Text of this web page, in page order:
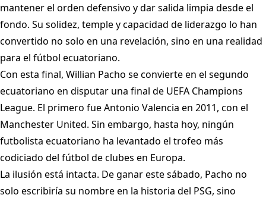
mantener el orden defensivo y dar salida limpia desde el
fondo. Su solidez, temple y capacidad de liderazgo lo han
convertido no solo en una revelación, sino en una realidad
para el fútbol ecuatoriano.
Con esta final, Willian Pacho se convierte en el segundo
ecuatoriano en disputar una final de UEFA Champions
League. El primero fue Antonio Valencia en 2011, con el
Manchester United. Sin embargo, hasta hoy, ningún
futbolista ecuatoriano ha levantado el trofeo más
codiciado del fútbol de clubes en Europa.
La ilusión está intacta. De ganar este sábado, Pacho no
solo escribiría su nombre en la historia del PSG, sino